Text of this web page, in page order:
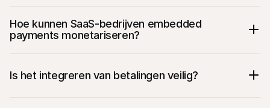
Hoe kunnen SaaS-bedrijven embedded
payments monetariseren?
Is het integreren van betalingen veilig?